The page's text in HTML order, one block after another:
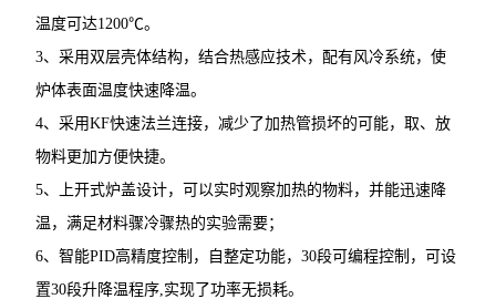
温度可达1200℃。
3、采用双层壳体结构，结合热感应技术，配有风冷系统，使
炉体表面温度快速降温。
4、采用KF快速法兰连接，减少了加热管损坏的可能，取、放
物料更加方便快捷。
5、上开式炉盖设计，可以实时观察加热的物料，并能迅速降
温，满足材料骤冷骤热的实验需要；
6、智能PID高精度控制，自整定功能，30段可编程控制，可设
置30段升降温程序,实现了功率无损耗。